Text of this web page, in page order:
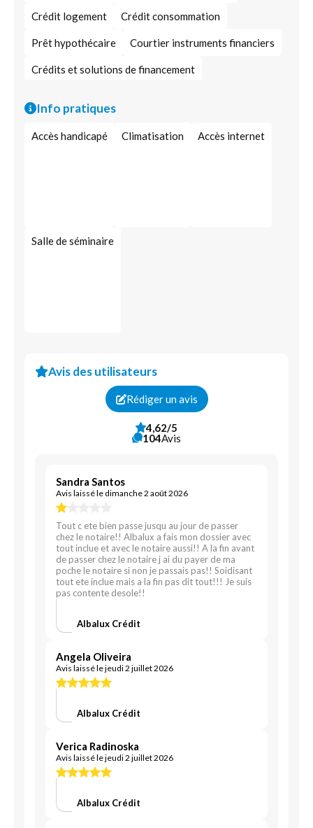
Crédit logement Crédit consommation
Prêt hypothécaire Courtier instruments financiers
Crédits et solutions de financement
Info pratiques
Accès handicapé Climatisation Accès internet
Salle de séminaire
Avis des utilisateurs
Rédiger un avis
4,62/5
104Avis
Sandra Santos
Avis laissé le dimanche 2 août 2026
Tout c ete bien passe jusqu au jour de passer
chez le notaire!! Albalux a fais mon dossier avec
tout inclue et avec le notaire aussi!! A la fin avant
de passer chez le notaire j ai du payer de ma
poche le notaire si non je passais pas!! Soidisant
tout ete inclue mais a la fin pas dit tout!!! Je suis
pas contente desole!!
Albalux Crédit
Angela Oliveira
Avis laissé le jeudi 2 juillet 2026
Albalux Crédit
Verica Radinoska
Avis laissé le jeudi 2 juillet 2026
Albalux Crédit